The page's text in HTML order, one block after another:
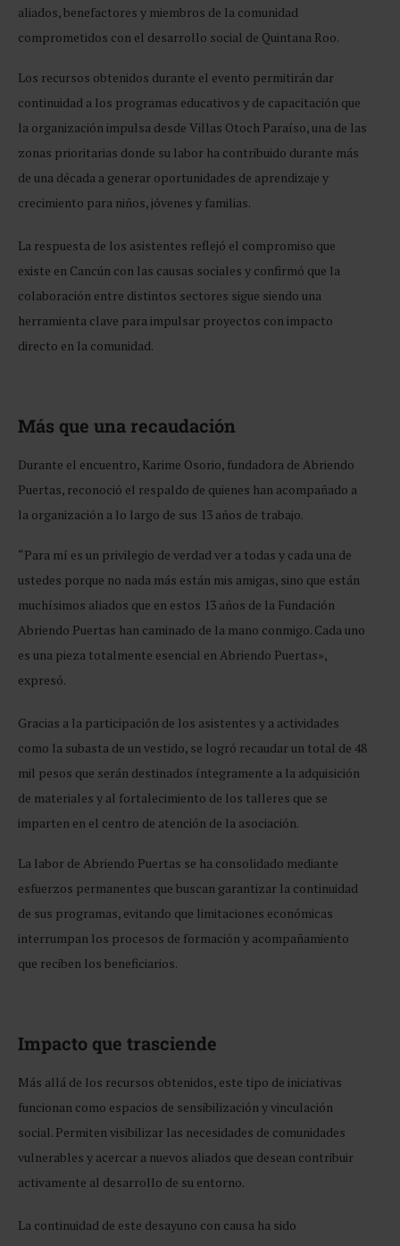
aliados, benefactores y miembros de la comunidad
comprometidos con el desarrollo social de Quintana Roo.
Los recursos obtenidos durante el evento permitirán dar
continuidad a los programas educativos y de capacitación que
la organización impulsa desde Villas Otoch Paraíso, una de las
zonas prioritarias donde su labor ha contribuido durante más
de una década a generar oportunidades de aprendizaje y
crecimiento para niños, jóvenes y familias.
La respuesta de los asistentes reflejó el compromiso que
existe en Cancún con las causas sociales y confirmó que la
colaboración entre distintos sectores sigue siendo una
herramienta clave para impulsar proyectos con impacto
directo en la comunidad.
Más que una recaudación
Durante el encuentro, Karime Osorio, fundadora de Abriendo
Puertas, reconoció el respaldo de quienes han acompañado a
la organización a lo largo de sus 13 años de trabajo.
“Para mí es un privilegio de verdad ver a todas y cada una de
ustedes porque no nada más están mis amigas, sino que están
muchísimos aliados que en estos 13 años de la Fundación
Abriendo Puertas han caminado de la mano conmigo. Cada uno
es una pieza totalmente esencial en Abriendo Puertas»,
expresó.
Gracias a la participación de los asistentes y a actividades
como la subasta de un vestido, se logró recaudar un total de 48
mil pesos que serán destinados íntegramente a la adquisición
de materiales y al fortalecimiento de los talleres que se
imparten en el centro de atención de la asociación.
La labor de Abriendo Puertas se ha consolidado mediante
esfuerzos permanentes que buscan garantizar la continuidad
de sus programas, evitando que limitaciones económicas
interrumpan los procesos de formación y acompañamiento
que reciben los beneficiarios.
Impacto que trasciende
Más allá de los recursos obtenidos, este tipo de iniciativas
funcionan como espacios de sensibilización y vinculación
social. Permiten visibilizar las necesidades de comunidades
vulnerables y acercar a nuevos aliados que desean contribuir
activamente al desarrollo de su entorno.
La continuidad de este desayuno con causa ha sido